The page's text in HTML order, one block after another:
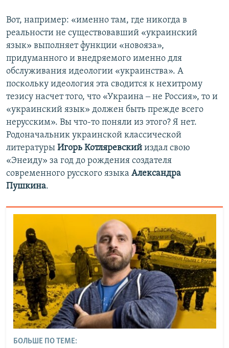
Вот, например: «именно там, где никогда в
реальности не существовавший «украинский
язык» выполняет функции «новояза»,
придуманного и внедряемого именно для
обслуживания идеологии «украинства». А
поскольку идеология эта сводится к нехитрому
тезису насчет того, что «Украина ‒ не Россия», то и
«украинский язык» должен быть прежде всего
нерусским». Вы что-то поняли из этого? Я нет.
Родоначальник украинской классической
литературы Игорь Котляревский издал свою
«Энеиду» за год до рождения создателя
современного русского языка Александра
Пушкина.
БОЛЬШЕ ПО ТЕМЕ: